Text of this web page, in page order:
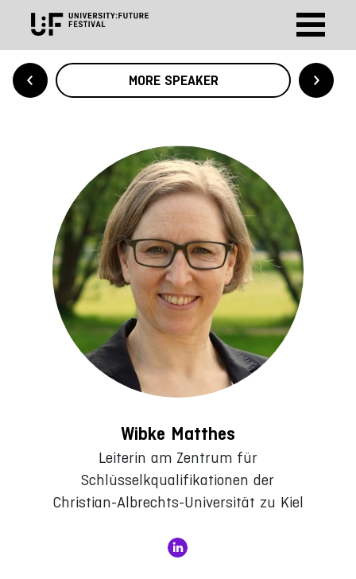
MORE SPEAKER
Wibke Matthes
Leiterin am Zentrum für
Schlüsselkqualifikationen der
Christian-Albrechts-Universität zu Kiel